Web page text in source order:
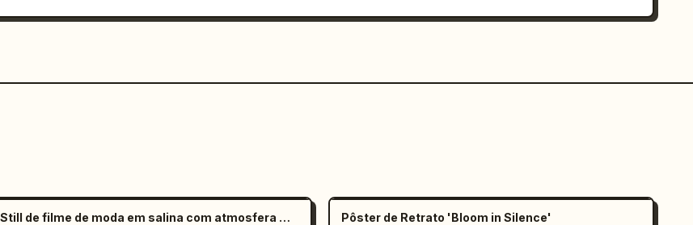
Still de filme de moda em salina com atmosfera melancólica Pôster de Retrato 'Bloom in Silence'